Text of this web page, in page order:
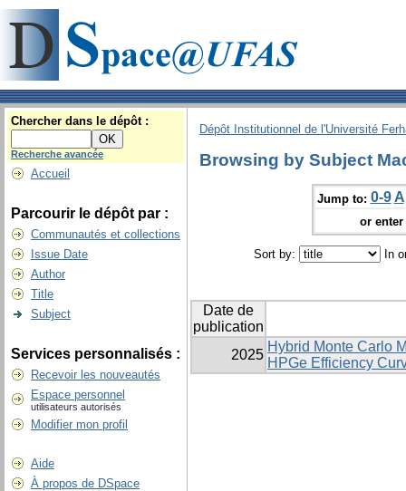
Chercher dans le dépôt :
Recherche avancée
Accueil
Parcourir le dépôt par :
Communautés et collections
Issue Date
Author
Title
Subject
Services personnalisés :
Recevoir les nouveautés
Espace personnel
utilisateurs autorisés
Modifier mon profil
Aide
À propos de DSpace
Dépôt Institutionnel de l'Université
Browsing by Subject
Jump to: 0-9 A
or
Sort by: In
Date de
publication
2025
Hybrid Monte Carlo
HPGe Efficiency